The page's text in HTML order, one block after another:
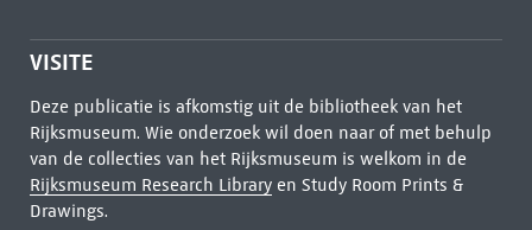
VISITE
Deze publicatie is afkomstig uit de bibliotheek van het
Rijksmuseum. Wie onderzoek wil doen naar of met behulp
van de collecties van het Rijksmuseum is welkom in de
Rijksmuseum Research Libraryen Study Room Prints &
Drawings.